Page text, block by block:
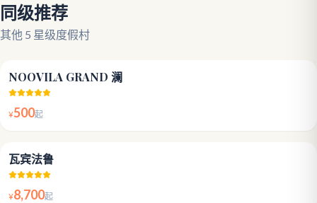
同级推荐
其他 5 星级度假村
NOOVILA GRAND 澜
¥500起
瓦宾法鲁
¥8,700起